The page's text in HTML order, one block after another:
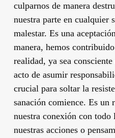
culparnos de manera
nuestra parte en cualquier
malestar. Es una
manera, hemos
realidad, ya sea
acto de asumir
crucial para soltar la
sanación comience. Es un
nuestra conexión con
nuestras acciones o